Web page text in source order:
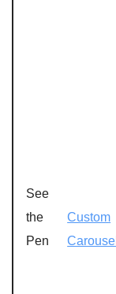
See
the
Pen
Custom
Carousel